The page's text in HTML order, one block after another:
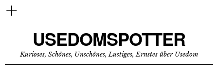
USEDOMSPOTTER
Kurioses, Schönes, Unschönes, Lustiges, Ernstes über Usedom